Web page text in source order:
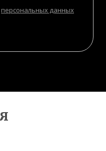
персональных данных